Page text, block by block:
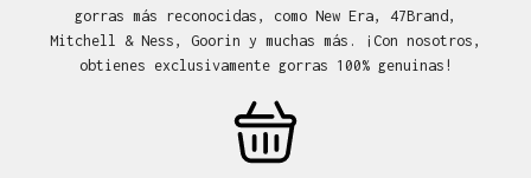
gorras más reconocidas, como New Era, 47Brand,
Mitchell & Ness, Goorin y muchas más. ¡Con nosotros,
obtienes exclusivamente gorras 100% genuinas!